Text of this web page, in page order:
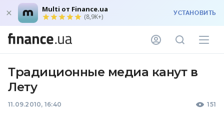
Multi от Finance.ua
(8,9K+) УСТАНОВИТЬ
Традиционные медиа канут в
Лету
11.09.2010, 16:40 151